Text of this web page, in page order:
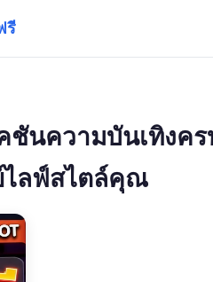
รี
ชันความบันเทิงค
ไลฟ์สไตล์คุณ